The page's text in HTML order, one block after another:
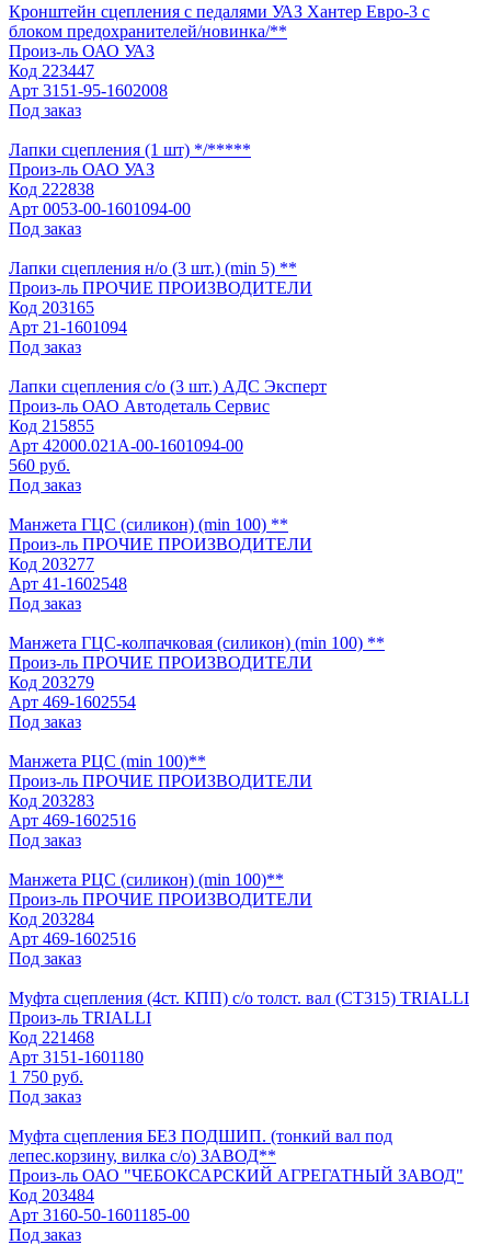
Кронштейн сцепления с педалями УАЗ Хантер Евро-3 с
блоком предохранителей/новинка/**
Произ-ль ОАО УАЗ
Код 223447
Арт 3151-95-1602008
Под заказ
Лапки сцепления (1 шт) */*****
Произ-ль ОАО УАЗ
Код 222838
Арт 0053-00-1601094-00
Под заказ
Лапки сцепления н/о (3 шт.) (min 5) **
Произ-ль ПРОЧИЕ ПРОИЗВОДИТЕЛИ
Код 203165
Арт 21-1601094
Под заказ
Лапки сцепления с/о (3 шт.) АДС Эксперт
Произ-ль ОАО Автодеталь Сервис
Код 215855
Арт 42000.021А-00-1601094-00
560 руб.
Под заказ
Манжета ГЦС (силикон) (min 100) **
Произ-ль ПРОЧИЕ ПРОИЗВОДИТЕЛИ
Код 203277
Арт 41-1602548
Под заказ
Манжета ГЦС-колпачковая (силикон) (min 100) **
Произ-ль ПРОЧИЕ ПРОИЗВОДИТЕЛИ
Код 203279
Арт 469-1602554
Под заказ
Манжета РЦС (min 100)**
Произ-ль ПРОЧИЕ ПРОИЗВОДИТЕЛИ
Код 203283
Арт 469-1602516
Под заказ
Манжета РЦС (силикон) (min 100)**
Произ-ль ПРОЧИЕ ПРОИЗВОДИТЕЛИ
Код 203284
Арт 469-1602516
Под заказ
Муфта сцепления (4ст. КПП) с/о толст. вал (CT315) TRIALLI
Произ-ль TRIALLI
Код 221468
Арт 3151-1601180
1 750 руб.
Под заказ
Муфта сцепления БЕЗ ПОДШИП. (тонкий вал под
лепес.корзину, вилка с/о) ЗАВОД**
Произ-ль ОАО "ЧЕБОКСАРСКИЙ АГРЕГАТНЫЙ ЗАВОД"
Код 203484
Арт 3160-50-1601185-00
Под заказ